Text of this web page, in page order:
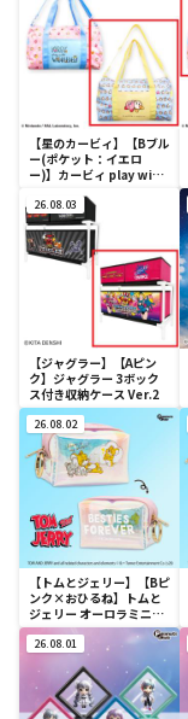
【星のカービィ】【Bブル
ー(ポケット：イエロ
ー)】カービィ play with
グ
26.08.03
【ジャグラー】【Aピン
ク】ジャグラー 3ボック
ス付き収納ケース Ver.2
26.08.02
【トムとジェリー】【Bピ
ンク×おひるね】トムと
ジェリー オーロラミニポ
ーチ
26.08.01